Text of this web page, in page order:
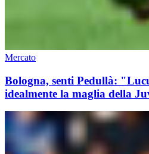
Mercato
Bologna, senti Pedullà:
idealmente la maglia della